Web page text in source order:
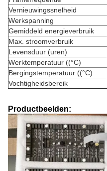
Vernieuwingssnelheid
Werkspanning
Gemiddeld energieverbruik
Max. stroomverbruik
Levensduur (uren)
Werktemperatuur ((°C)
Bergingstemperatuur ((°C)
Vochtigheidsbereik
Productbeelden: